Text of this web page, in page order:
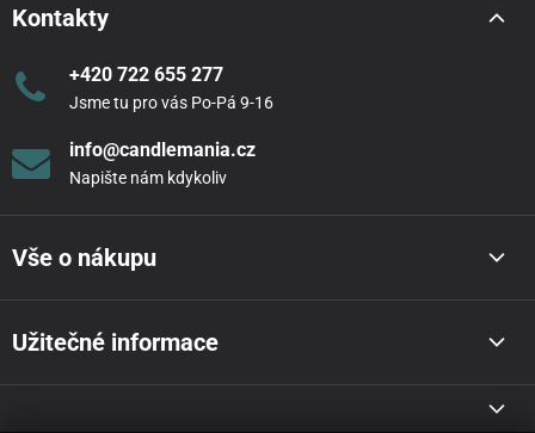
Kontakty
+420 722 655 277
Jsme tu pro vás Po-Pá 9-16
info@candlemania.cz
Napište nám kdykoliv
Vše o nákupu
Užitečné informace